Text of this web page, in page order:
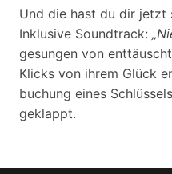
Und die hast du dir jetzt
Inklusive Soundtrack:
gesungen von
Klicks von ihrem Glück
buchung eines
geklappt.